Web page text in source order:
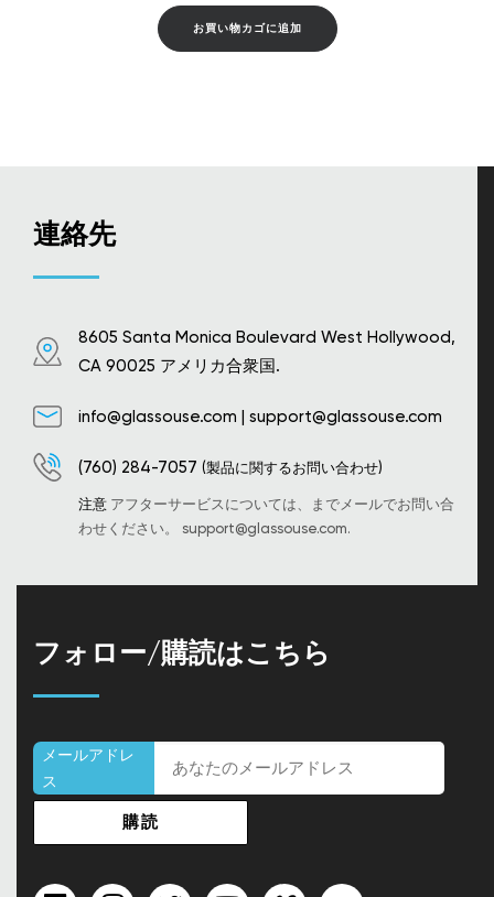
$2,891.00
で
し
は
$2,669.00
お買い物カゴに追加
連絡先
8605 Santa Monica Boulevard West Hollywood,
CA 90025 アメリカ合衆国.
info@glassouse.com | support@glassouse.com
(760) 284-7057 (製品に関するお問い合わせ)
注意 アフターサービスについては、までメールでお問い合
わせください。 support@glassouse.com.
フォロー/購読はこちら
メールアドレ
ス